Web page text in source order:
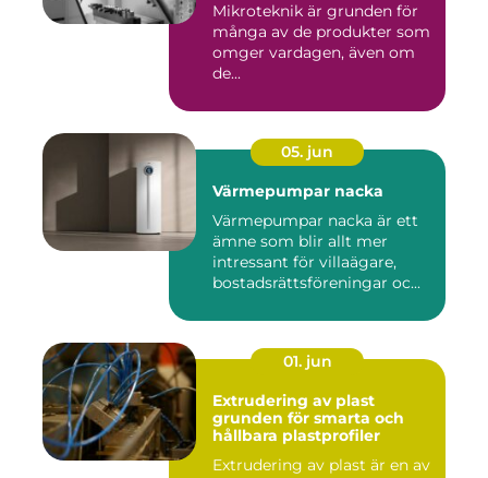
Mikroteknik är grunden för
många av de produkter som
omger vardagen, även om
de...
05. jun
Värmepumpar nacka
Värmepumpar nacka är ett
ämne som blir allt mer
intressant för villaägare,
bostadsrättsföreningar oc...
01. jun
Extrudering av plast
grunden för smarta och
hållbara plastprofiler
Extrudering av plast är en av